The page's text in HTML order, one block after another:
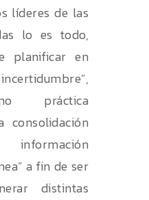
líderes de las
lo es todo,
planificar en
práctica
consolidación
a fin de ser
distintas